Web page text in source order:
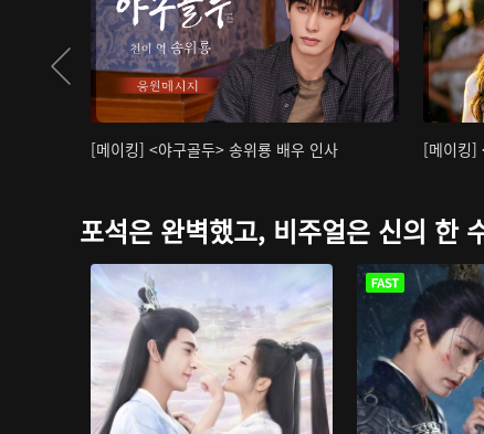
[메이킹] <야구골두> 송위룡 배우 인사 [메이킹]
포석은 완벽했고, 비주얼은 신의 한